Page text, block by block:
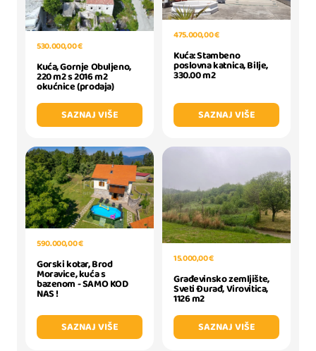
530.000,00 €
Kuća, Gornje Obuljeno,
220 m2 s 2016 m2
okućnice (prodaja)
SAZNAJ VIŠE
475.000,00 €
Kuća: Stambeno
poslovna katnica, Bilje,
330.00 m2
SAZNAJ VIŠE
590.000,00 €
Gorski kotar, Brod
Moravice, kuća s
bazenom - SAMO KOD
NAS !
SAZNAJ VIŠE
15.000,00 €
Građevinsko zemljište,
Sveti Đurađ, Virovitica,
1126 m2
SAZNAJ VIŠE